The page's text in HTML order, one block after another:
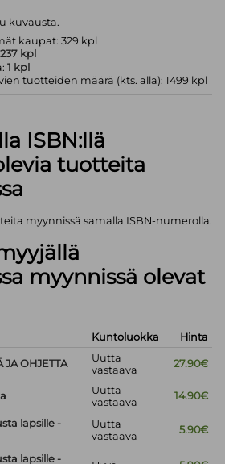
kuvausta.
kaupat: 329 kpl
237 kpl
1 kpl
tuotteiden määrä (kts. alla): 1499 kpl
ISBN:llä
tuotteita
myynnissä samalla ISBN-numerolla.
myynnissä olevat
Kuntoluokka Hinta
JA OHJETTA
Uutta
vastaava
27.90€
Uutta
vastaava
14.90€
lapsille -
Uutta
vastaava
5.90€
lapsille -